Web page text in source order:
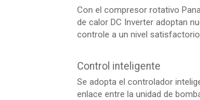
Con el compresor rotativo
de calor DC Inverter adoptan
controle a un nivel
Control inteligente
Se adopta el controlador
enlace entre la unidad de